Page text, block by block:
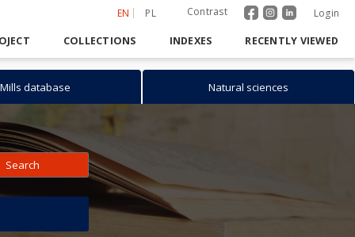
EN PL Contrast Login
COLLECTIONS INDEXES RECENTLY VIEWED
Mills database Natural sciences
Search